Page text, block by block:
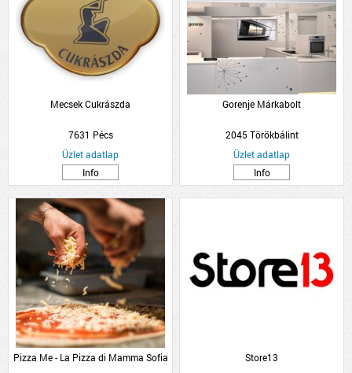
Mecsek Cukrászda
7631 Pécs
Üzlet adatlap
Info
Gorenje Márkabolt
2045 Törökbálint
Üzlet adatlap
Info
Pizza Me - La Pizza di Mamma Sofia Store13